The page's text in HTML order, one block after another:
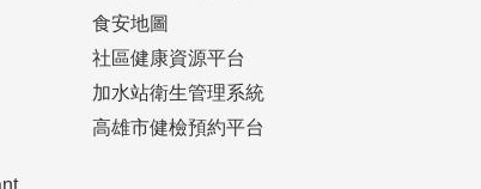
食安地圖
社區健康資源平台
加水站衛生管理系統
高雄市健檢預約平台